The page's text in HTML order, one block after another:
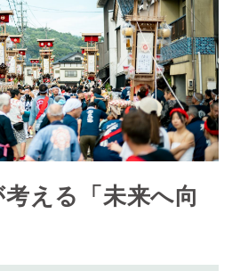
える「未来へ向